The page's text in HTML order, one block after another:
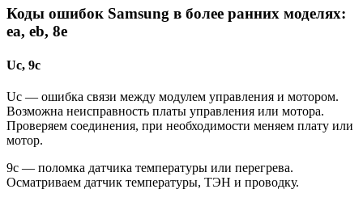
Коды ошибок Samsung в более ранних моделях:
ea, eb, 8e
Uc, 9c
Uc — ошибка связи между модулем управления и мотором.
Возможна неисправность платы управления или мотора.
Проверяем соединения, при необходимости меняем плату или
мотор.
9c — поломка датчика температуры или перегрева.
Осматриваем датчик температуры, ТЭН и проводку.